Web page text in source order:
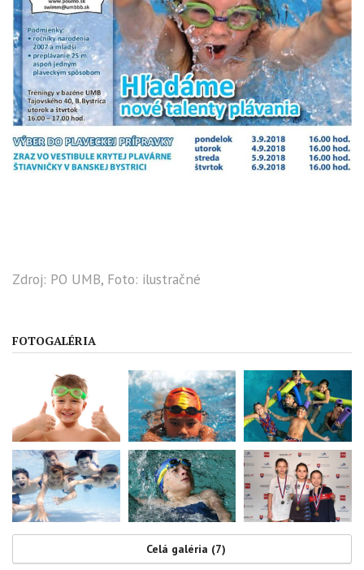
Zdroj: PO UMB, Foto: ilustračné
FOTOGALÉRIA
Celá galéria (7)